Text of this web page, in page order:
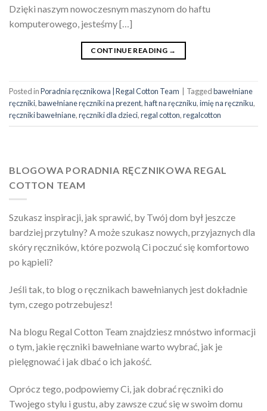
Dzięki naszym nowoczesnym maszynom do haftu
komputerowego, jesteśmy […]
CONTINUE READING →
Posted inPoradnia ręcznikowa | Regal Cotton Team Taggedbawełniane
ręczniki,bawełniane ręczniki na prezent,haft na ręczniku,imię na ręczniku,
ręczniki bawełniane,ręczniki dla dzieci,regal cotton,regalcotton
BLOGOWA PORADNIA RĘCZNIKOWA REGAL
COTTON TEAM
Szukasz inspiracji, jak sprawić, by Twój dom był jeszcze
bardziej przytulny? A może szukasz nowych, przyjaznych dla
skóry ręczników, które pozwolą Ci poczuć się komfortowo
po kąpieli?
Jeśli tak, to blog o ręcznikach bawełnianych jest dokładnie
tym, czego potrzebujesz!
Na blogu Regal Cotton Team znajdziesz mnóstwo informacji
o tym, jakie ręczniki bawełniane warto wybrać, jak je
pielęgnować i jak dbać o ich jakość.
Oprócz tego, podpowiemy Ci, jak dobrać ręczniki do
Twojego stylu i gustu, aby zawsze czuć się w swoim domu